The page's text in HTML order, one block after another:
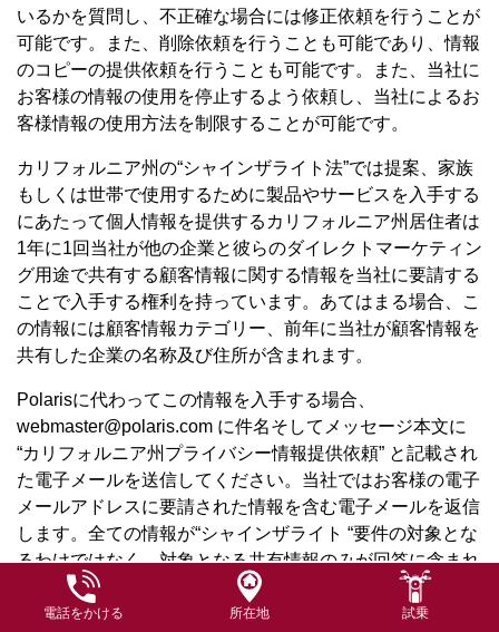
いるかを質問し、不正確な場合には修正依頼を行うことが
可能です。また、削除依頼を行うことも可能であり、情報
のコピーの提供依頼を行うことも可能です。また、当社に
お客様の情報の使用を停止するよう依頼し、当社によるお
客様情報の使用方法を制限することが可能です。
カリフォルニア州の“シャインザライト法”では提案、家族
もしくは世帯で使用するために製品やサービスを入手する
にあたって個人情報を提供するカリフォルニア州居住者は
1年に1回当社が他の企業と彼らのダイレクトマーケティン
グ用途で共有する顧客情報に関する情報を当社に要請する
ことで入手する権利を持っています。あてはまる場合、こ
の情報には顧客情報カテゴリー、前年に当社が顧客情報を
共有した企業の名称及び住所が含まれます。
Polarisに代わってこの情報を入手する場合、
webmaster@polaris.com に件名そしてメッセージ本文に
“カリフォルニア州プライバシー情報提供依頼” と記載され
た電子メールを送信してください。当社ではお客様の電子
メールアドレスに要請された情報を含む電子メールを返信
します。全ての情報が“シャインザライト “要件の対象とな
るわけではなく、対象となる共有情報のみが回答に含まれ
ます。当社のプライバシー慣行の詳細に関しては、当社ホ
ームページの “プライバシーステートメント”リンクをクリ
電話をかける 所在地 試乗